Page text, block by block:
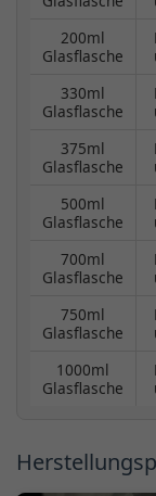
200ml
Glasflasche
330ml
Glasflasche
375ml
Glasflasche
500ml
Glasflasche
700ml
Glasflasche
750ml
Glasflasche
1000ml
Glasflasche